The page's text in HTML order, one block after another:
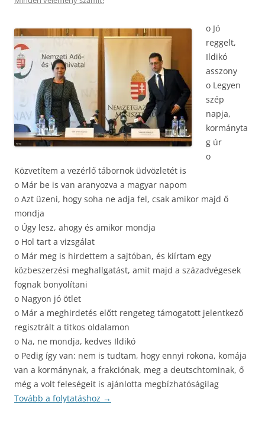
o Jó
reggelt,
Ildikó
asszony
o Legyen
szép
napja,
kormányta
g úr
o
Közvetítem a vezérlő tábornok üdvözletét is
o Már be is van aranyozva a magyar napom
o Azt üzeni, hogy soha ne adja fel, csak amikor majd ő
mondja
o Úgy lesz, ahogy és amikor mondja
o Hol tart a vizsgálat
o Már meg is hirdettem a sajtóban, és kiírtam egy
közbeszerzési meghallgatást, amit majd a századvégesek
fognak bonyolítani
o Nagyon jó ötlet
o Már a meghirdetés előtt rengeteg támogatott jelentkező
regisztrált a titkos oldalamon
o Na, ne mondja, kedves Ildikó
o Pedig így van: nem is tudtam, hogy ennyi rokona, komája
van a kormánynak, a frakciónak, meg a deutschtominak, ő
még a volt feleségeit is ajánlotta megbízhatóságilag
Tovább a folytatáshoz →